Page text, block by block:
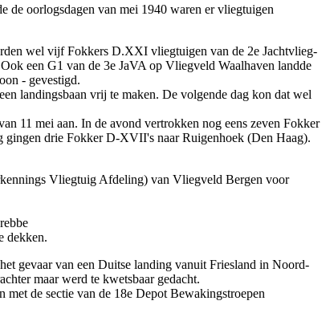
oorlogsdagen van mei 1940 waren er vliegtuigen
wel vijf Fokkers D.XXI vliegtuigen van de 2e Jachtvlieg-
een G1 van de 3e JaVA op Vliegveld Waalhaven landde
- gevestigd.
landingsbaan vrij te maken. De volgende dag kon dat wel
11 mei aan. In de avond vertrokken nog eens zeven Fokker
drie Fokker D-XVII's naar Ruigenhoek (Den Haag).
Vliegtuig Afdeling) van Vliegveld Bergen voor
dekken.
gevaar van een Duitse landing vanuit Friesland in Noord-
maar werd te kwetsbaar gedacht.
met de sectie van de 18e Depot Bewakingstroepen